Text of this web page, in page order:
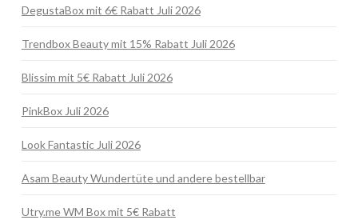
DegustaBox mit 6€ Rabatt Juli 2026
Trendbox Beauty mit 15% Rabatt Juli 2026
Blissim mit 5€ Rabatt Juli 2026
PinkBox Juli 2026
Look Fantastic Juli 2026
Asam Beauty Wundertüte und andere bestellbar
Utry.me WM Box mit 5€ Rabatt